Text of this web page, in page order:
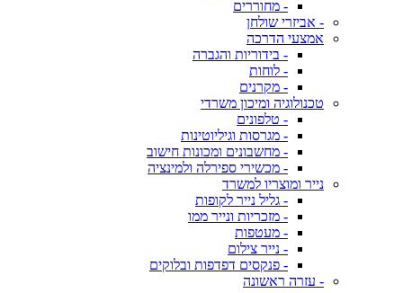
- מחוררים
- אביזרי שולחן
אמצעי הדרכה
- בידוריות והגברה
- לוחות
- מקרנים
טכנולוגיה ומיכון משרדי
- טלפונים
- מגרסות וגיליוטינות
- מחשבונים ומכונות חישוב
- מכשירי ספירלה ולמינציה
נייר ומוצריו למשרד
- גליל נייר לקופות
- מזכריות ונייר ממו
- מעטפות
- נייר צילום
- פנקסים דפדפות ובלוקים
- עזרה ראשונה